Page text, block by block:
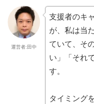
運営者:田中
支援者のキ
が、私は当
ていて、そ
い」「それ
す。
タイミング